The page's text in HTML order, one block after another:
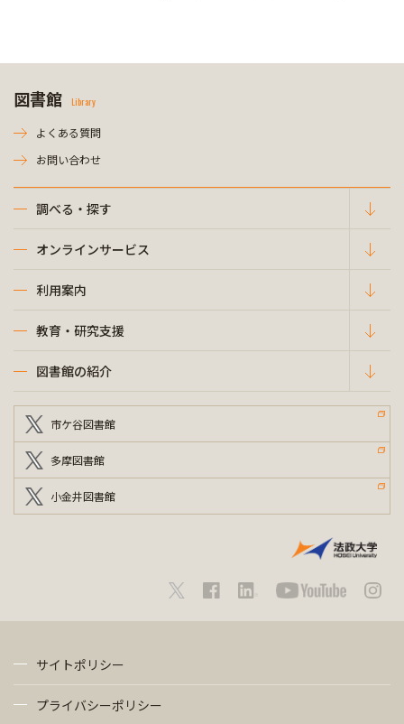
図書館 Library
よくある質問
お問い合わせ
調べる・探す
オンラインサービス
利用案内
教育・研究支援
図書館の紹介
市ケ谷図書館
多摩図書館
小金井図書館
サイトポリシー
プライバシーポリシー